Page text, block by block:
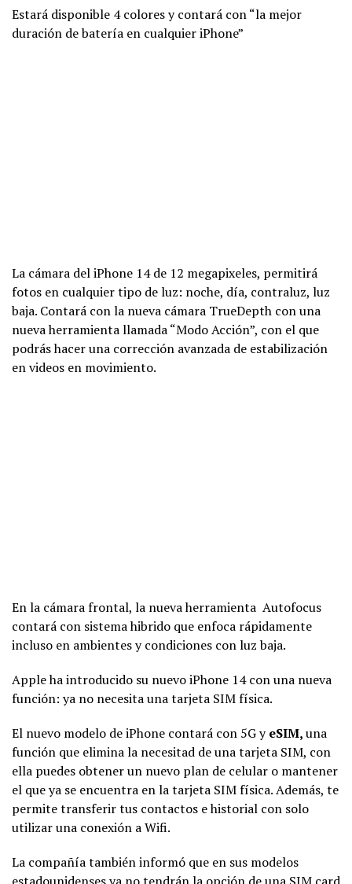
Estará disponible 4 colores y contará con “la mejor
duración de batería en cualquier iPhone”
La cámara del iPhone 14 de 12 megapixeles, permitirá
fotos en cualquier tipo de luz: noche, día, contraluz, luz
baja. Contará con la nueva cámara TrueDepth con una
nueva herramienta llamada “Modo Acción”, con el que
podrás hacer una corrección avanzada de estabilización
en videos en movimiento.
En la cámara frontal, la nueva herramienta Autofocus
contará con sistema hibrido que enfoca rápidamente
incluso en ambientes y condiciones con luz baja.
Apple ha introducido su nuevo iPhone 14 con una nueva
función: ya no necesita una tarjeta SIM física.
El nuevo modelo de iPhone contará con 5G yeSIM,una
función que elimina la necesitad de una tarjeta SIM, con
ella puedes obtener un nuevo plan de celular o mantener
el que ya se encuentra en la tarjeta SIM física. Además, te
permite transferir tus contactos e historial con solo
utilizar una conexión a Wifi.
La compañía también informó que en sus modelos